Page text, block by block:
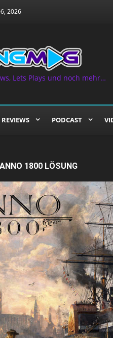
2026
Lets Plays und noch mehr…
REVIEWS PODCAST
ANNO 1800 LÖSUNG